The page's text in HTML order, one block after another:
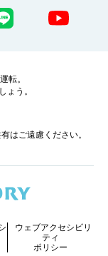
転。
ょう。
はご遠慮ください。
ウェブアクセシビリ
ティ
ポリシー